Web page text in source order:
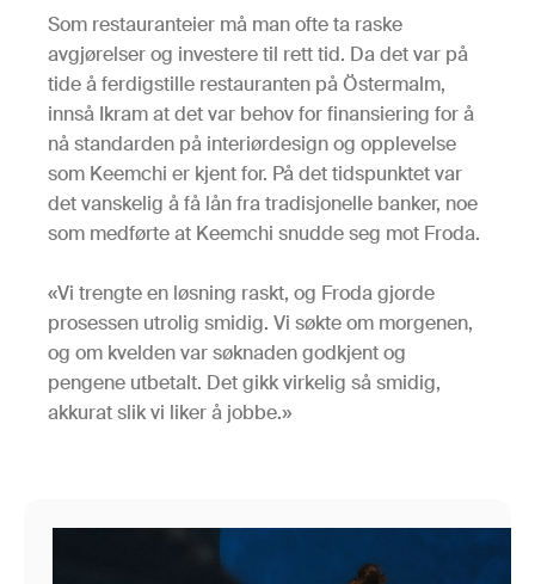
Som restauranteier må man ofte ta raske
avgjørelser og investere til rett tid. Da det var på
tide å ferdigstille restauranten på Östermalm,
innså Ikram at det var behov for finansiering for å
nå standarden på interiørdesign og opplevelse
som Keemchi er kjent for. På det tidspunktet var
det vanskelig å få lån fra tradisjonelle banker, noe
som medførte at Keemchi snudde seg mot Froda.
«Vi trengte en løsning raskt, og Froda gjorde
prosessen utrolig smidig. Vi søkte om morgenen,
og om kvelden var søknaden godkjent og
pengene utbetalt. Det gikk virkelig så smidig,
akkurat slik vi liker å jobbe.»